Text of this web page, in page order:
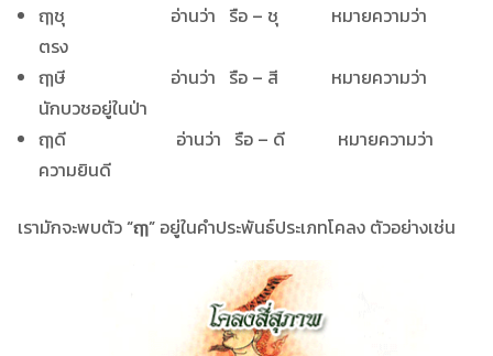
ฤๅชุ อ่านว่า รือ – ชุ หมายความว่า
ตรง
ฤๅษี อ่านว่า รือ – สี หมายความว่า
นักบวชอยู่ในป่า
ฤๅดี อ่านว่า รือ – ดี หมายความว่า
ความยินดี
เรามักจะพบตัว“ฤๅ” อยู่ในคำประพันธ์ประเภทโคลง ตัวอย่างเช่น